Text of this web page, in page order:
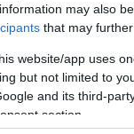
may also
that may
website/app uses
but not limited to
and its third-
section.